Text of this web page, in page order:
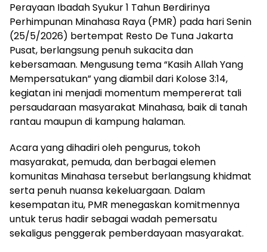
Perayaan Ibadah Syukur 1 Tahun Berdirinya
Perhimpunan Minahasa Raya (PMR) pada hari Senin
(25/5/2026) bertempat Resto De Tuna Jakarta
Pusat, berlangsung penuh sukacita dan
kebersamaan. Mengusung tema “Kasih Allah Yang
Mempersatukan” yang diambil dari Kolose 3:14,
kegiatan ini menjadi momentum mempererat tali
persaudaraan masyarakat Minahasa, baik di tanah
rantau maupun di kampung halaman.
Acara yang dihadiri oleh pengurus, tokoh
masyarakat, pemuda, dan berbagai elemen
komunitas Minahasa tersebut berlangsung khidmat
serta penuh nuansa kekeluargaan. Dalam
kesempatan itu, PMR menegaskan komitmennya
untuk terus hadir sebagai wadah pemersatu
sekaligus penggerak pemberdayaan masyarakat.